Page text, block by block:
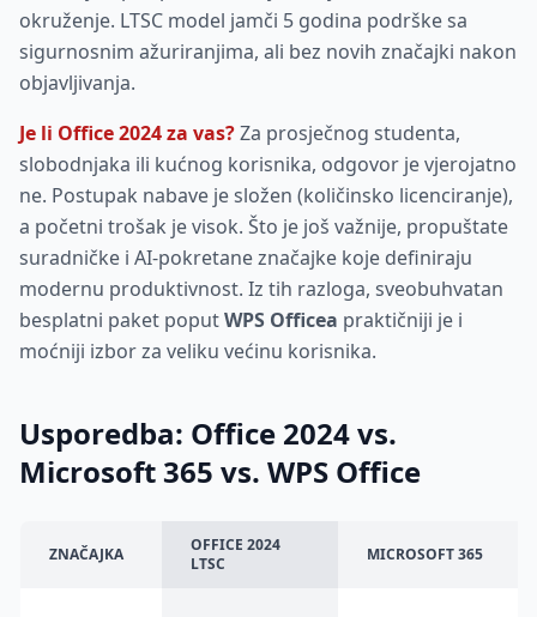
okruženje. LTSC model jamči 5 godina podrške sa
sigurnosnim ažuriranjima, ali bez novih značajki nakon
objavljivanja.
Je li Office 2024 za vas?Za prosječnog studenta,
slobodnjaka ili kućnog korisnika, odgovor je vjerojatno
ne. Postupak nabave je složen (količinsko licenciranje),
a početni trošak je visok. Što je još važnije, propuštate
suradničke i AI-pokretane značajke koje definiraju
modernu produktivnost. Iz tih razloga, sveobuhvatan
besplatni paket poputWPS Officea praktičniji je i
moćniji izbor za veliku većinu korisnika.
Usporedba: Office 2024 vs.
Microsoft 365 vs. WPS Office
ZNAČAJKA
OFFICE 2024
LTSC
MICROSOFT 365